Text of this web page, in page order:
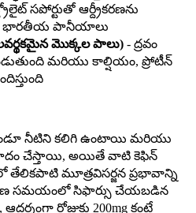
సపోర్టుతో ఆర్ద్రీకరణను
భారతీయ పానీయాలు
మొక్కల పాలు) - ద్రవం
మరియు కాల్షియం, ప్రోటీన్
నీటిని కలిగి ఉంటాయి మరియు
చేస్తాయి, అయితే వాటి కెఫిన్
మూత్రవిసర్జన ప్రభావాన్ని
సమయంలో సిఫార్సు చేయబడిన
రోజుకు 200mg కంటే